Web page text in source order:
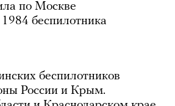
по Москве
беспилотника
беспилотников
России и Крым.